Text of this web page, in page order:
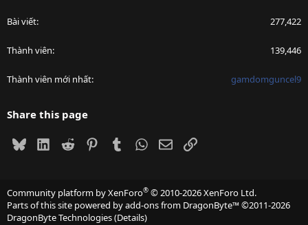
Bài viết 277,422
Thành viên 139,446
Thành viên mới nhất gamdomguncel9
Share this page
BlueskyLinkedIn
Reddit PinterestTumblrWhatsApp
EmailLink
Community platform by XenForo® © 2010-2026 XenForo Ltd.
Parts of this site powered byadd-ons from DragonByte™©2011-2026
DragonByte Technologies(Details)